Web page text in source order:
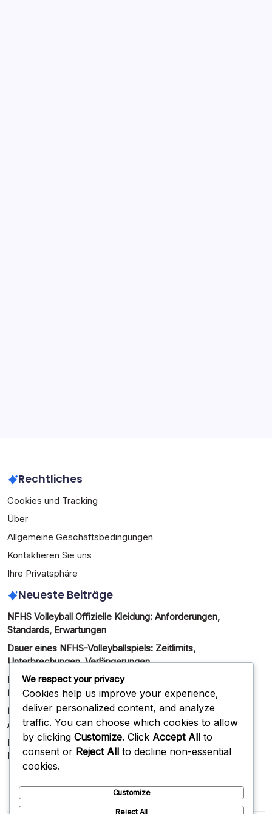
Rechtliches
Cookies und Tracking
Über
Allgemeine Geschäftsbedingungen
Kontaktieren Sie uns
Ihre Privatsphäre
Neueste Beiträge
NFHS Volleyball Offizielle Kleidung: Anforderungen,
Standards, Erwartungen
Dauer eines NFHS-Volleyballspiels: Zeitlimits,
Unterbrechungen, Verlängerungen
NFHS Volleyball Regel 14: Punktfehler: Identifizierung,
Korrektur, Einsprüche
NFHS Volleyball Auszeitregelungen: Anzahl, Dauer,
Anfragen
NFHS Volleyball Zuschauerverhalten: Erwartungen, Strafen,
Durchsetzung
We respect your privacy
Cookies help us improve your experience,
deliver personalized content, and analyze
traffic. You can choose which cookies to allow
by clicking Customize. Click Accept All to
consent or Reject All to decline non-essential
cookies.
Customize
Reject All